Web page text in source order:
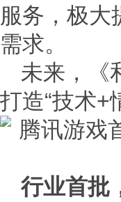
服务，极大
需求。
未来，《
打造“技术+
行业首批